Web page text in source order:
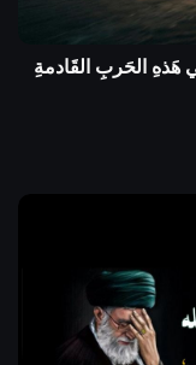
هَذهِ الحَربِ القَادمةِ